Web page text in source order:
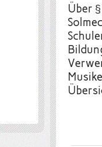
Über